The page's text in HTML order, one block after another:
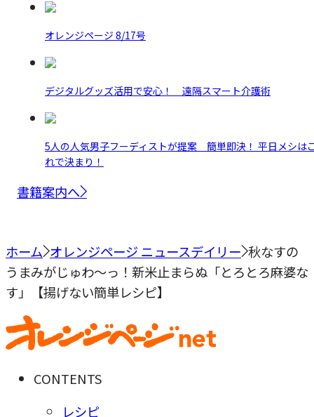
オレンジページ 8/17号
デジタルグッズ活用で安心！ 遠隔スマート介護術
5人の人気男子フーディストが提案 簡単即決！ 平日メシは
れで決まり！
書籍案内へ
ホーム オレンジページ ニュースデイリー 秋なすの
うまみがじゅわ～っ！新米止まらぬ「とろとろ麻婆な
す」【揚げない簡単レシピ】
CONTENTS
レシピ